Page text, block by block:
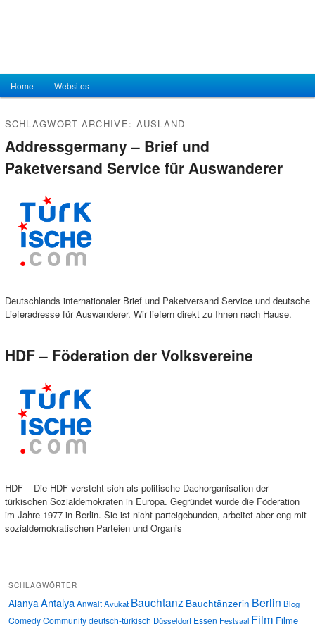
Hauptmenü
Zum Inhalt wechseln
Zum sekundären Inhalt wechseln
Home Websites
SCHLAGWORT-ARCHIVE: AUSLAND
Addressgermany – Brief und
Paketversand Service für Auswanderer
Deutschlands internationaler Brief und Paketversand Service und deutsche
Lieferadresse für Auswanderer. Wir liefern direkt zu Ihnen nach Hause.
HDF – Föderation der Volksvereine
HDF – Die HDF versteht sich als politische Dachorganisation der
türkischen Sozialdemokraten in Europa. Gegründet wurde die Föderation
im Jahre 1977 in Berlin. Sie ist nicht parteigebunden, arbeitet aber eng mit
sozialdemokratischen Parteien und Organis
SCHLAGWÖRTER
Alanya AntalyaAnwaltAvukat Bauchtanz Bauchtänzerin Berlin Blog
ComedyCommunitydeutsch-türkisch Düsseldorf Essen Festsaal Film Filme